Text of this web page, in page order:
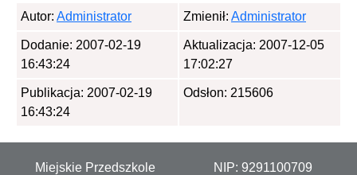
Autor: Administrator Zmienił: Administrator
Dodanie: 2007-02-19
16:43:24
Aktualizacja: 2007-12-05
17:02:27
Publikacja: 2007-02-19
16:43:24
Odsłon: 215606
Miejskie Przedszkole
NIP: 9291100709